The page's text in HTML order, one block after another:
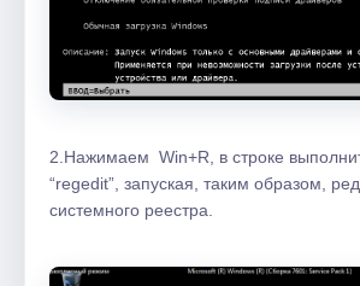
2.Нажимаем Win+R, в строке
“regedit”, запуская, таким образом,
системного реестра.